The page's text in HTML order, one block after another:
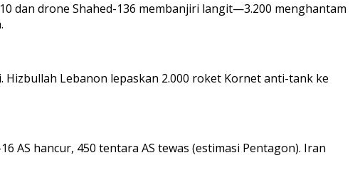
dan drone Shahed-136 membanjiri langit—3.200 menghantam
Lebanon lepaskan 2.000 roket Kornet anti-tank ke
AS hancur, 450 tentara AS tewas (estimasi Pentagon). Iran